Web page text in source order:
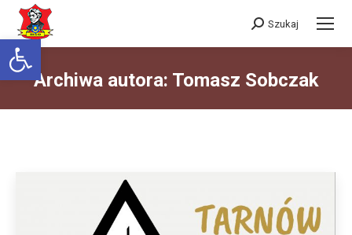
Otwórz pasek narzędzi
Szukaj:
Szukaj
Archiwa autora: Tomasz Sobczak